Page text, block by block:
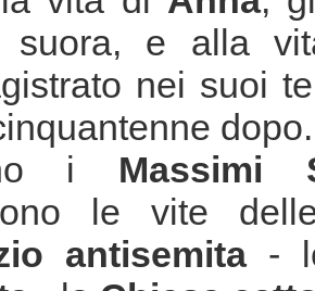
suora, e alla
nei suoi
dopo.
i Massimi
le vite
antisemita -